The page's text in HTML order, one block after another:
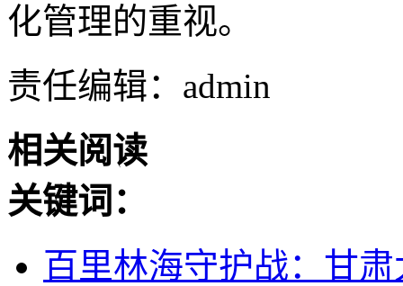
化管理的重视。
责任编辑：admin
相关阅读
关键词：
百里林海守护战：甘